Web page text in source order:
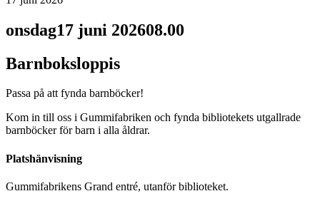
onsdag17 juni 202608.00
Barnboksloppis
Passa på att fynda barnböcker!
Kom in till oss i Gummifabriken och fynda bibliotekets utgallrade
barnböcker för barn i alla åldrar.
Platshänvisning
Gummifabrikens Grand entré, utanför biblioteket.